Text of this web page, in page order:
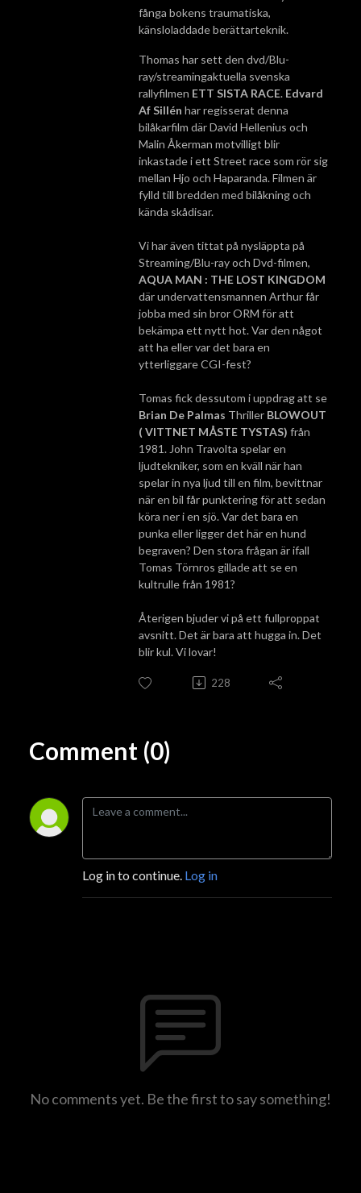
fånga bokens traumatiska,
känsloladdade berättarteknik.
Thomas har sett den dvd/Blu-
ray/streamingaktuella svenska
rallyfilmen ETT SISTA RACE. Edvard
Af Sillén har regisserat denna
bilåkarfilm där David Hellenius och
Malin Åkerman motvilligt blir
inkastade i ett Street race som rör sig
mellan Hjo och Haparanda. Filmen är
fylld till bredden med bilåkning och
kända skådisar.
Vi har även tittat på nysläppta på
Streaming/Blu-ray och Dvd-filmen,
AQUA MAN : THE LOST KINGDOM
där undervattensmannen Arthur får
jobba med sin bror ORM för att
bekämpa ett nytt hot. Var den något
att ha eller var det bara en
ytterliggare CGI-fest?
Tomas fick dessutom i uppdrag att se
Brian De Palmas Thriller BLOWOUT
( VITTNET MÅSTE TYSTAS) från
1981. John Travolta spelar en
ljudtekniker, som en kväll när han
spelar in nya ljud till en film, bevittnar
när en bil får punktering för att sedan
köra ner i en sjö. Var det bara en
punka eller ligger det här en hund
begraven? Den stora frågan är ifall
Tomas Törnros gillade att se en
kultrulle från 1981?
Återigen bjuder vi på ett fullproppat
avsnitt. Det är bara att hugga in. Det
blir kul. Vi lovar!
228
Comment (0)
Log in to continue. Log in
No comments yet. Be the first to say something!